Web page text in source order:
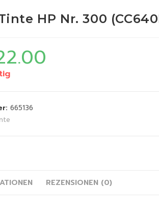
HP Nr. 300
665136
REZENSIONEN (0)